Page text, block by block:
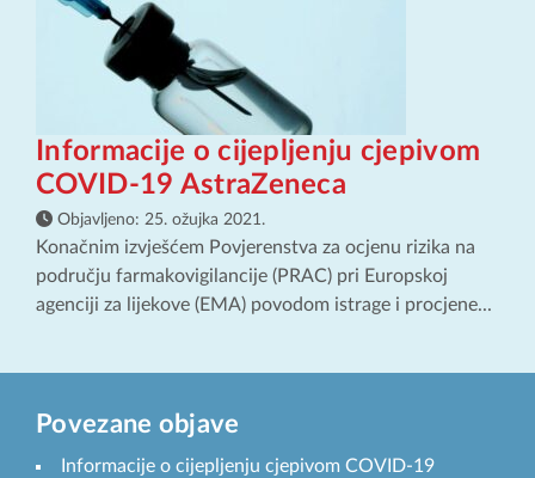
Informacije o cijepljenju cjepivom
COVID-19 AstraZeneca
Objavljeno: 25. ožujka 2021.
Konačnim izvješćem Povjerenstva za ocjenu rizika na
području farmakovigilancije (PRAC) pri Europskoj
agenciji za lijekove (EMA) povodom istrage i procjene...
Povezane objave
Informacije o cijepljenju cjepivom COVID-19